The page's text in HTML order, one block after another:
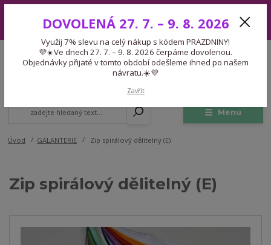
7. – 9. 8. 2026 čerpáme dovolenou. Objednávky přijaté v tomto období
odešleme ihned po našem návratu.☀️💜
Menu
CZK
Expedice 775 866 913
Po-Čt 9-15:30 Pá 9-14:30 Pauza 13-13:45
Úvod GALANTERIE Zip spirálový dělitelný (E)
Zip spirálový dělitelný (E)
DOVOLENÁ 27. 7. – 9. 8. 2026
Využij 7% slevu na celý nákup s kódem PRAZDNINY!
💜☀️Ve dnech 27. 7. – 9. 8. 2026 čerpáme dovolenou.
Objednávky přijaté v tomto období odešleme ihned po našem
návratu.☀️💜
Zavřít